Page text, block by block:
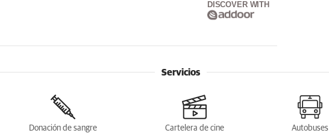
DISCOVER WITH
Servicios
Donación de sangre Cartelera de cine Autobuses